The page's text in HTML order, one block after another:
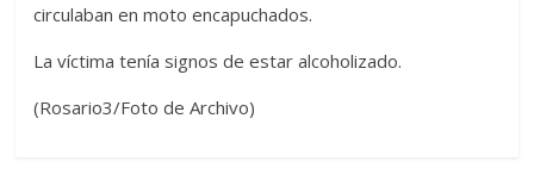
circulaban en moto encapuchados.
La víctima tenía signos de estar alcoholizado.
(Rosario3/Foto de Archivo)